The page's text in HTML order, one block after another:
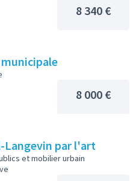
8 340 €
municipale
8 000 €
Langevin par l'art
et mobilier urbain